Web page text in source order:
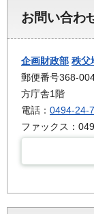
お問い合わ
企画財政部 秩父
郵便番号368-
方庁舎1階
電話： 0494-24-
ファックス：